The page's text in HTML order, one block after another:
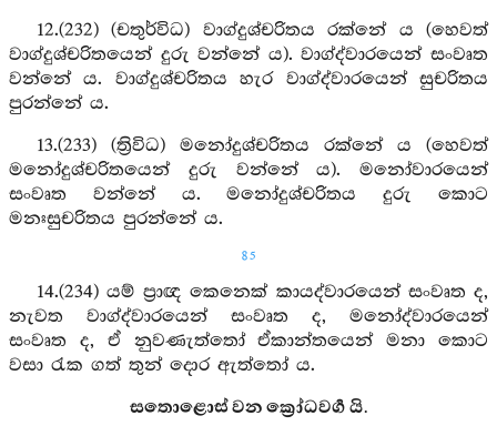
12.(232) (චතුර්විධ) වාග්දුශ්චරිතය රක්නේ ය (හෙවත්
වාග්දුශ්චරිතයෙන් දුරු වන්නේ ය). වාග්ද්වාරයෙන් සංවෘත
වන්නේ ය. වාග්දුශ්චරිතය හැර වාග්ද්වාරයෙන් සුචරිතය
පුරන්නේ ය.
13.(233) (ත්‍රිවිධ) මනෝදුශ්චරිතය රක්නේ ය (හෙවත්
මනෝදුශ්චරිතයෙන් දුරු වන්නේ ය). මනෝවාරයෙන්
සංවෘත වන්නේ ය. මනෝදුශ්චරිතය දුරු කොට
මනඃසුචරිතය පුරන්නේ ය.
85
14.(234) යම් ප්‍රාඥ කෙනෙක් කායද්වාරයෙන් සංවෘත ද,
නැවත වාග්ද්වාරයෙන් සංවෘත ද, මනෝද්වාරයෙන්
සංවෘත ද, ඒ නුවණැත්තෝ ඒකාන්තයෙන් මනා කොට
වසා රැක ගත් තුන් දොර ඇත්තෝ ය.
සතොළොස් වන ක්‍රෝධවර්‍ග යි.